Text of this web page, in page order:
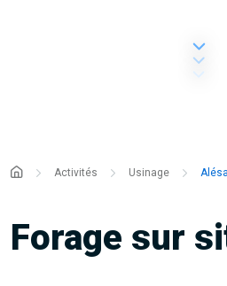
Activités Usinage
Forage sur